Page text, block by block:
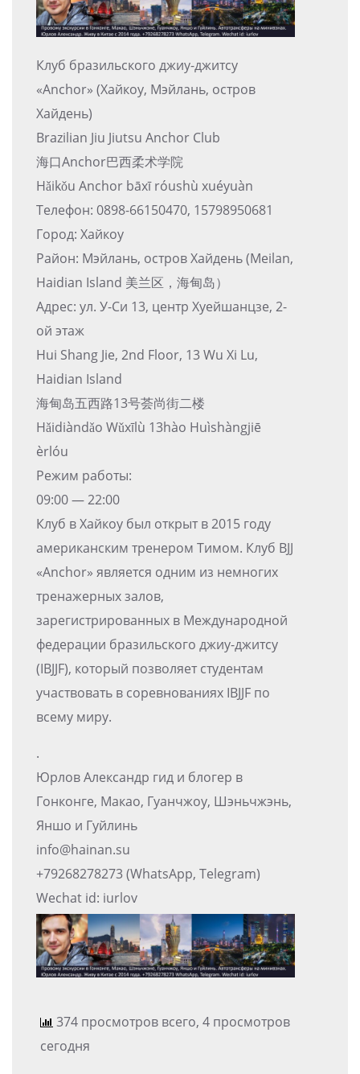
Клуб бразильского джиу-джитсу
«Anchor» (Хайкоу, Мэйлань, остров
Хайдень)
Brazilian Jiu Jiutsu Anchor Club
海口Anchor巴西柔术学院
Hǎikǒu Anchor bāxī róushù xuéyuàn
Телефон: 0898-66150470, 15798950681
Город: Хайкоу
Район: Мэйлань, остров Хайдень (Meilan,
Haidian Island 美兰区，海甸岛）
Адрес: ул. У-Си 13, центр Хуейшанцзе, 2-
ой этаж
Hui Shang Jie, 2nd Floor, 13 Wu Xi Lu,
Haidian Island
海甸岛五西路13号荟尚街二楼
Hǎidiàndǎo Wǔxīlù 13hào Huìshàngjiē
èrlóu
Режим работы:
09:00 — 22:00
Клуб в Хайкоу был открыт в 2015 году
американским тренером Тимом. Клуб BJJ
«Anchor» является одним из немногих
тренажерных залов,
зарегистрированных в Международной
федерации бразильского джиу-джитсу
(IBJJF), который позволяет студентам
участвовать в соревнованиях IBJJF по
всему миру.
.
Юрлов Александр гид и блогер в
Гонконге, Макао, Гуанчжоу, Шэньчжэнь,
Яншо и Гуйлинь
info@hainan.su
+79268278273 (WhatsApp, Telegram)
Wechat id: iurlov
374 просмотров всего, 4 просмотров
сегодня